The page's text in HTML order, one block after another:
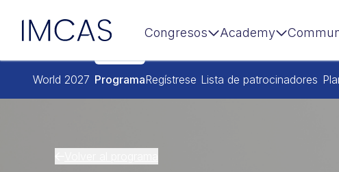
Ir al contenido principal
IMCAS Congresos Academy
World 2027 ProgramaRegístrese Lista de patrocinadores